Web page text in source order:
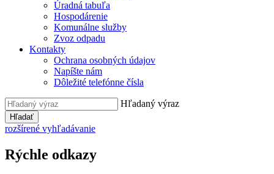
Úradná tabuľa
Hospodárenie
Komunálne služby
Zvoz odpadu
Kontakty
Ochrana osobných údajov
Napíšte nám
Dôležité telefónne čísla
Hľadaný výraz
Hľadať
rozšírené vyhľadávanie
Rýchle odkazy